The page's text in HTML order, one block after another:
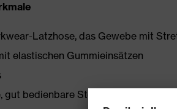
Latzhose, das Gewebe mit
elastischen Gummieinsätzen
bedienbare Steckschließen